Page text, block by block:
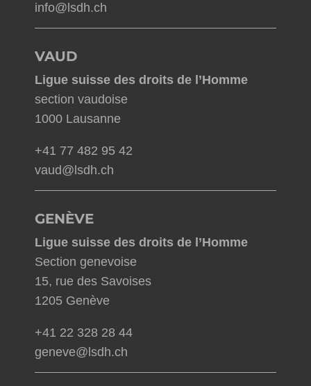
info@lsdh.ch
VAUD
Ligue suisse des droits de l’Homme
section vaudoise
1000 Lausanne
+41 77 482 95 42
vaud@lsdh.ch
GENÈVE
Ligue suisse des droits de l’Homme
Section genevoise
15, rue des Savoises
1205 Genève
+41 22 328 28 44
geneve@lsdh.ch